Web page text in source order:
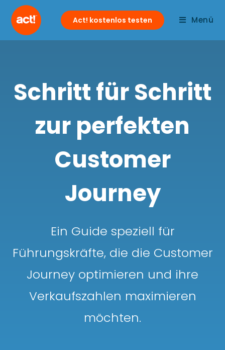
Menü
Act! kostenlos testen
Schritt für Schritt
zur perfekten
Customer
Journey
Ein Guide speziell für
Führungskräfte, die die Customer
Journey optimieren und ihre
Verkaufszahlen maximieren
möchten.